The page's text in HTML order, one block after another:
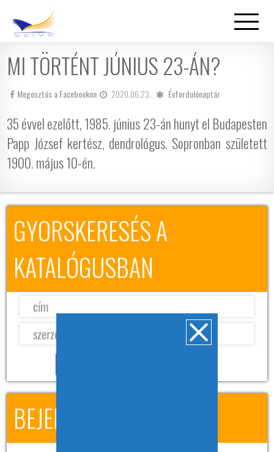
MI TÖRTÉNT JÚNIUS 23-ÁN?
Megosztás a Facebookon 2020.06.23. Évfordulónaptár
35 évvel ezelőtt, 1985. június 23-án hunyt el Budapesten
Papp József kertész, dendrológus. Sopronban született
1900. május 10-én.
GYORSKERESÉS A
KATALÓGUSBAN
BEJELENTKEZÉS